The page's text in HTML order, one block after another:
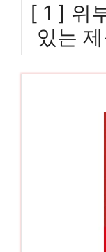
[ 1 ] 위
있는